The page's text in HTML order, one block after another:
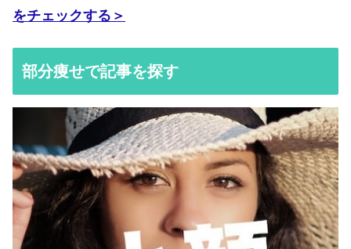
をチェックする＞
部分痩せで記事を探す